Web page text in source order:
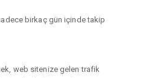
birkaç gün içinde takip
web sitenize gelen trafik